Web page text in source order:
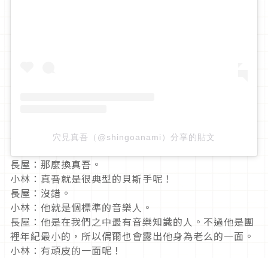
穴見真吾（@shingoanami）分享的貼文
長屋：那麼換真吾。
小林：真吾就是很典型的貝斯手呢！
長屋：沒錯。
小林：他就是個標準的音樂人。
長屋：他是在我們之中最有音樂知識的人。不過他是團
裡年紀最小的，所以偶爾也會露出他身為老么的一面。
小林：有頑皮的一面呢！